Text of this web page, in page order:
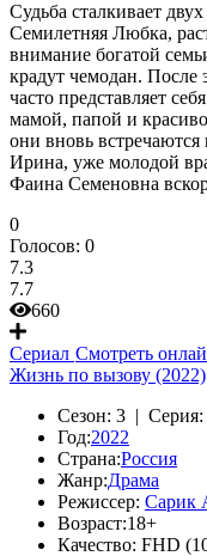
Судьба сталкивает
Семилетняя Любка,
внимание богатой
крадут чемодан. После
часто представляет
мамой, папой и
они вновь встречаются
Ирина, уже молодой
Фаина Семеновна
0
Голосов: 0
7.3
7.7
660
Сериал Смотреть
Жизнь по вызову (2022)
Сезон: 3 | Серия:
Год:2022
Страна:Россия
Жанр:Драма
Режиссер: Сарик
Возраст:18+
Качество: FHD